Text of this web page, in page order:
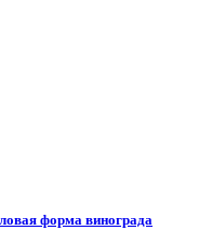
форма винограда